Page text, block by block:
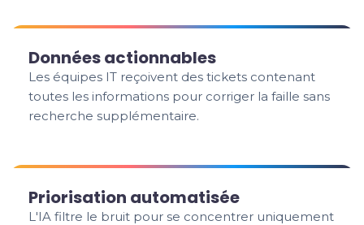
Données actionnables
Les équipes IT reçoivent des tickets contenant
toutes les informations pour corriger la faille sans
recherche supplémentaire.
Priorisation automatisée
L'IA filtre le bruit pour se concentrer uniquement